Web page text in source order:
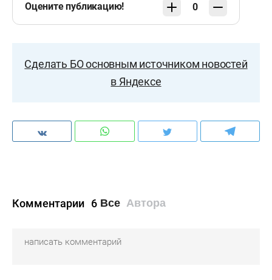
Оцените публикацию! 0
Сделать БО основным источником новостей
в Яндексе
Комментарии 6 Все Автора